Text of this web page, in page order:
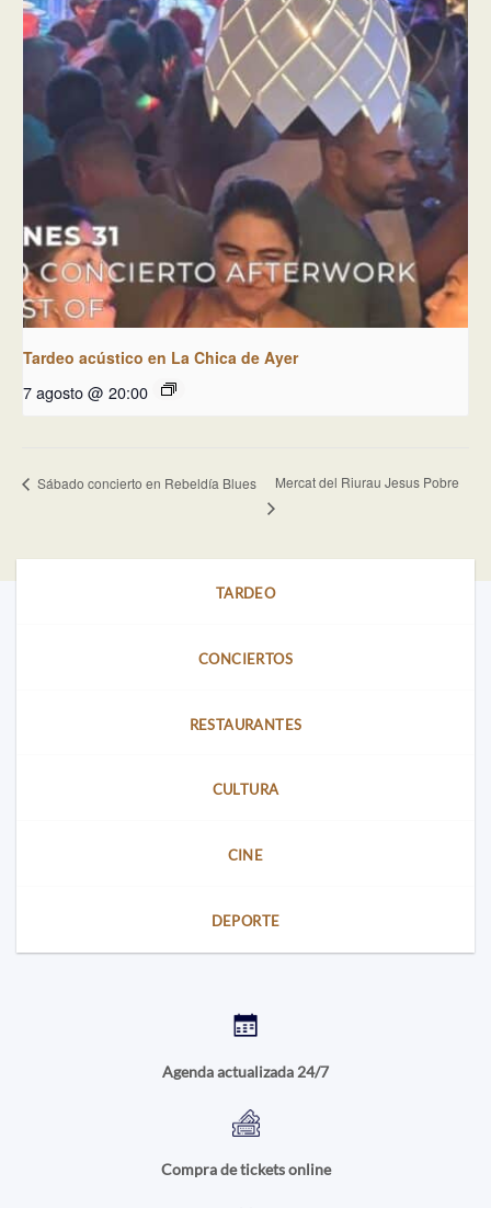
Tardeo acústico en La Chica de Ayer
7 agosto @ 20:00
Sábado concierto en Rebeldía Blues Mercat del Riurau Jesus Pobre
TARDEO
CONCIERTOS
RESTAURANTES
CULTURA
CINE
DEPORTE
Agenda actualizada 24/7
Compra de tickets online